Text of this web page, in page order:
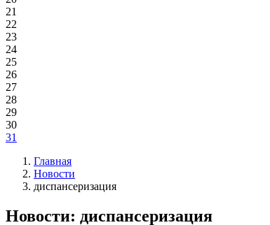
21
22
23
24
25
26
27
28
29
30
31
Главная
Новости
диспансеризация
Новости: диспансеризация